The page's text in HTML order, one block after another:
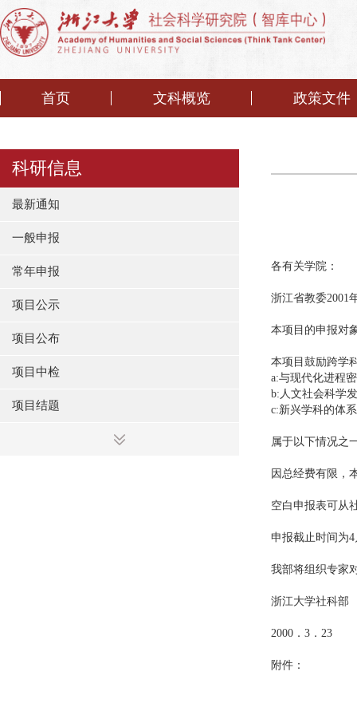
首页 文科概览 政策文件
科研信息
最新通知
一般申报
常年申报
项目公示
项目公布
项目中检
项目结题
各有关学院：
浙江省教委2001
本项目的申报对
本项目鼓励跨学
a:与现代化进程
b:人文社会科学
c:新兴学科的体
属于以下情况之
因总经费有限，
空白申报表可从
申报截止时间为
我部将组织专家
浙江大学社科部
2000．3．23
附件：